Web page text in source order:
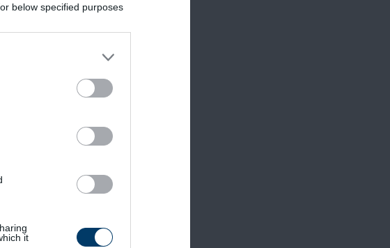
below specified purposes
it